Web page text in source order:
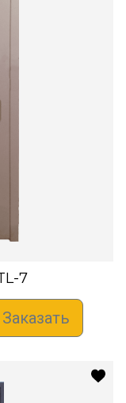
7
Заказать